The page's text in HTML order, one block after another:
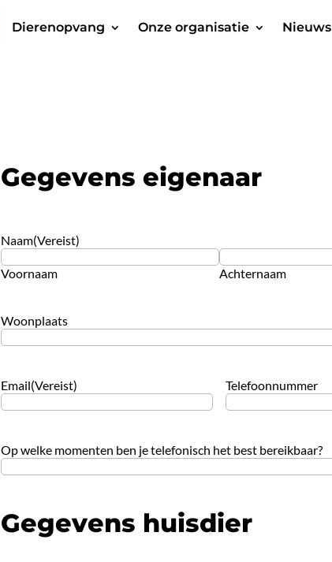
Dierenopvang Onze organisatie Nieuws
Gegevens eigenaar
Naam(Vereist)
Voornaam Achternaam
Woonplaats
Email(Vereist) Telefoonnummer
Op welke momenten ben je telefonisch het best bereikbaar?
Gegevens huisdier